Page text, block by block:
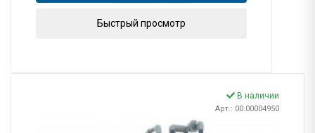
Быстрый просмотр
В наличии
Арт.: 00.00004950